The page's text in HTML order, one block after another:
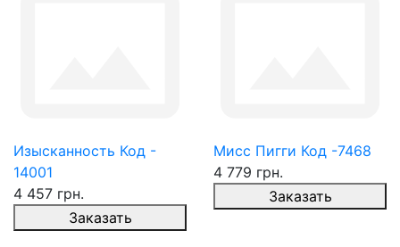
Изысканность Код -
14001
4 457 грн.
Заказать
Мисс Пигги Код -7468
4 779 грн.
Заказать